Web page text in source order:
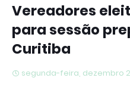
Vereadores
para sessão
Curitiba
segunda-feira, dezembro